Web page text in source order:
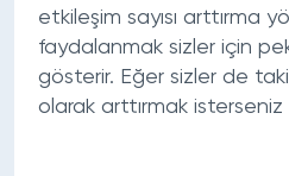
etkileşim sayısı arttırma
faydalanmak sizler için
gösterir. Eğer sizler de
olarak arttırmak